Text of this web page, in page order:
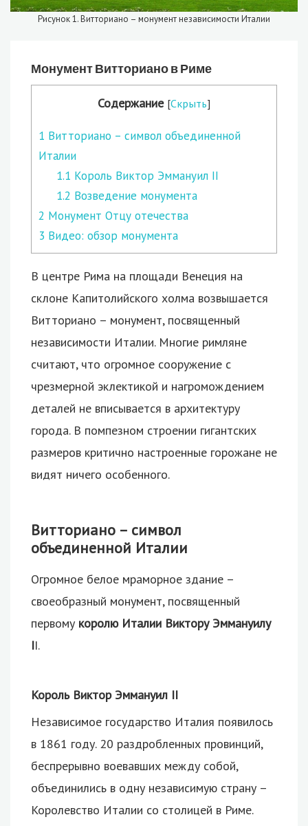
Рисунок 1. Витториано – монумент независимости Италии
Монумент Витториано в Риме
Содержание [Скрыть]
1 Витториано – символ объединенной
Италии
1.1 Король Виктор Эммануил II
1.2 Возведение монумента
2 Монумент Отцу отечества
3 Видео: обзор монумента
В центре Рима на площади Венеция на
склоне Капитолийского холма возвышается
Витториано – монумент, посвященный
независимости Италии.Многие римляне
считают, что огромное сооружение с
чрезмерной эклектикой и нагромождением
деталей не вписывается в архитектуру
города. В помпезном строении гигантских
размеров критично настроенные горожане не
видят ничего особенного.
Витториано – символ
объединенной Италии
Огромное белое мраморное здание –
своеобразный монумент, посвященный
первому королю Италии Виктору Эммануилу
II.
Король Виктор Эммануил II
Независимое государство Италия появилось
в 1861 году. 20 раздробленных провинций,
беспрерывно воевавших между собой,
объединились в одну независимую страну –
Королевство Италии со столицей в Риме.